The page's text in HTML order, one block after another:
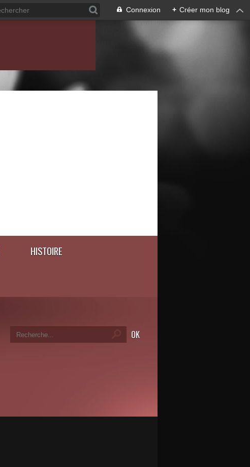
Connexion + Créer mon blog
HISTOIRE